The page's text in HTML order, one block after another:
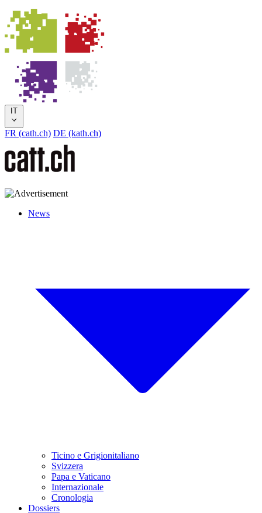
IT
FR (cath.ch) DE (kath.ch)
News
Ticino e Grigionitaliano
Svizzera
Papa e Vaticano
Internazionale
Cronologia
Dossiers